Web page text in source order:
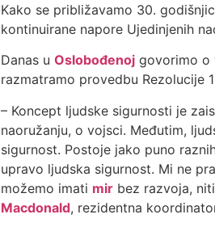
Kako se približavamo 30.
kontinuirane napore Ujedinjenih
Danas uOslobođenoj govorimo o
razmatramo provedbu Rezolucije
– Koncept ljudske sigurnosti je
naoružanju, o vojsci. Međutim,
sigurnost. Postoje jako puno
upravo ljudska sigurnost. Mi ne
možemo imati mir bez razvoja,
Macdonald, rezidentna